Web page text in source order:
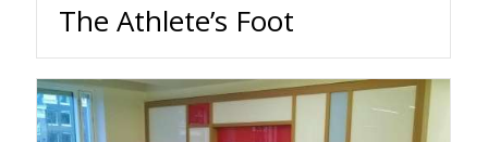
The Athlete’s Foot